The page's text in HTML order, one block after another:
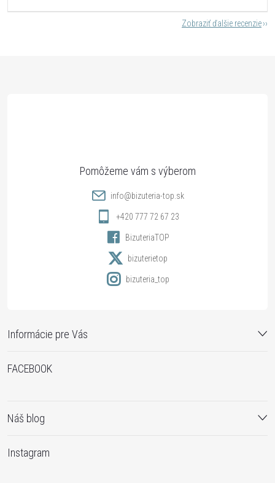
Zobraziť ďalšie recenzie
Informácie pre Vás
info@bizuteria-top.sk
+420 777 72 67 23
BizuteriaTOP
bizuterietop
bizuteria_top
FACEBOOK
Náš blog
Instagram